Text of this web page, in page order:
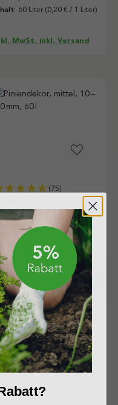
60 Liter (0,20 € / 1 Liter)
MwSt. inkl. Versand
(75)
mm, 60 l
60 Liter (0,19 € / 1 Liter)
MwSt. inkl. Versand